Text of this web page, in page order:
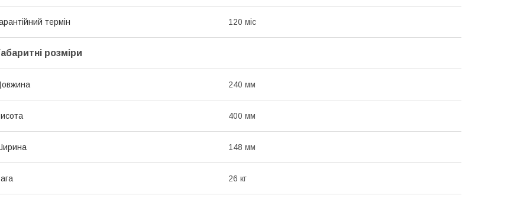
термін 120 міс
розміри
240 мм
400 мм
148 мм
26 кг